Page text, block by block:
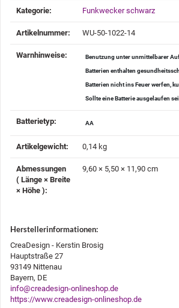
Produkteigenschaft
Wert
Kategorie: Funkwecker schwarz
Artikelnummer: WU-50-1022-14
Warnhinweise‍: Benutzung unter unmittelbarer
Batterien enthalten
Batterien nicht ins Feuer werfen,
Sollte eine Batterie ausgelaufen
Batterietyp‍: AA
Artikelgewicht‍: 0,14 kg
Abmessungen
( Länge × Breite
× Höhe )‍:
9,60 × 5,50 × 11,90 cm
Herstellerinformationen:
CreaDesign - Kerstin Brosig
Hauptstraße 27
93149 Nittenau
Bayern, DE
info@creadesign-onlineshop.de
https://www.creadesign-onlineshop.de